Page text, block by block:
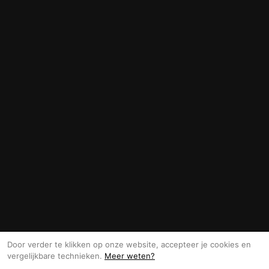
Door verder te klikken op onze website, accepteer je cookies en
vergelijkbare technieken. Meer weten?